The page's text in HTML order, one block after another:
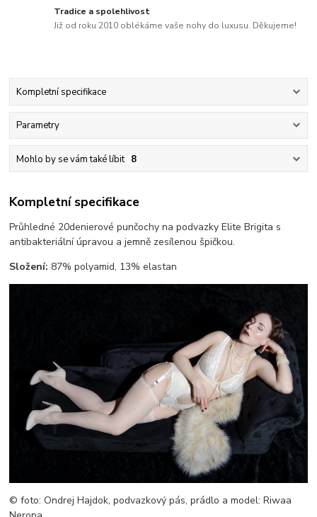
Tradice a spolehlivost
Již od roku 2010 oblékáme vaše nohy do luxusu. Děkujeme!
Kompletní specifikace
Parametry
Mohlo by se vám také líbit 8
Kompletní specifikace
Průhledné 20denierové punčochy na podvazky Elite Brigita s
antibakteriální úpravou a jemně zesílenou špičkou.
Složení: 87% polyamid, 13% elastan
© foto: Ondrej Hajdok, podvazkový pás, prádlo a model: Riwaa